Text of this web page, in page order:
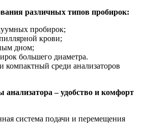
различных типов пробирок:
пробирок;
крови;
дном;
большего диаметра.
компактный среди анализаторов
анализатора – удобство и комфорт
система подачи и перемещения